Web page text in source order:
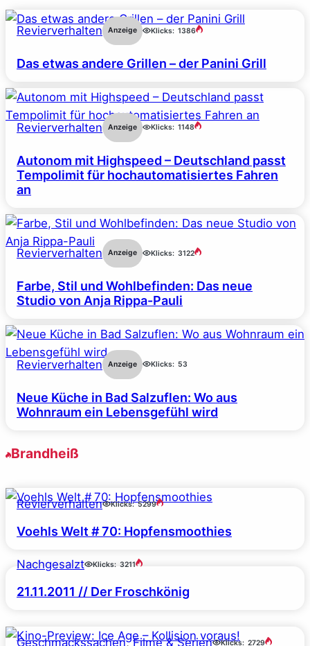
Revierverhalten Anzeige Klicks: 1386
Das etwas andere Grillen – der Panini Grill
Revierverhalten Anzeige Klicks: 1148
Autonom mit Highspeed – Deutschland passt
Tempolimit für hochautomatisiertes Fahren
an
Revierverhalten Anzeige Klicks: 3122
Farbe, Stil und Wohlbefinden: Das neue
Studio von Anja Rippa-Pauli
Revierverhalten Anzeige Klicks: 53
Neue Küche in Bad Salzuflen: Wo aus
Wohnraum ein Lebensgefühl wird
Brandheiß
Revierverhalten Klicks: 5299
Voehls Welt # 70: Hopfensmoothies
Nachgesalzt Klicks: 3211
21.11.2011 // Der Froschkönig
Geschmackssachen, Filme & Serien Klicks: 2729